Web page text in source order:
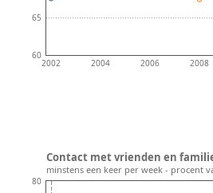
2002 2004 2006 2008
60
65
80
Contact met vrienden en
minstens een keer per week - procent